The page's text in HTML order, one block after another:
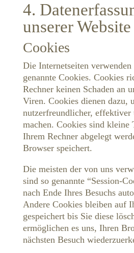
4.
unserer Website
Cookies
Die Internetseiten
genannte Cookies. Cookies
Rechner keinen Schaden an
Viren. Cookies dienen dazu,
nutzerfreundlicher, effektiver
machen. Cookies sind kleine
Ihrem Rechner abgelegt
Browser speichert.
Die meisten der von uns
sind so genannte “Session-
nach Ende Ihres Besuchs
Andere Cookies bleiben auf
gespeichert bis Sie diese
ermöglichen es uns, Ihren
nächsten Besuch